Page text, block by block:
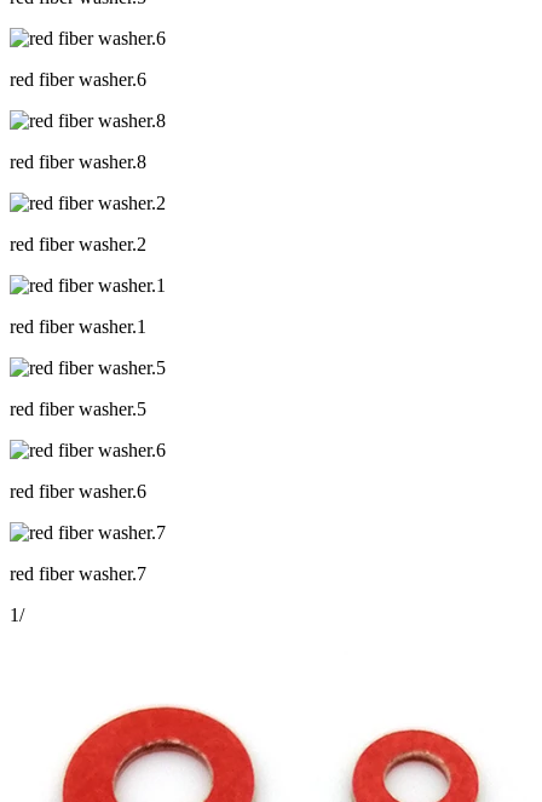
red fiber washer.6
red fiber washer.8
red fiber washer.2
red fiber washer.1
red fiber washer.5
red fiber washer.6
red fiber washer.7
1/